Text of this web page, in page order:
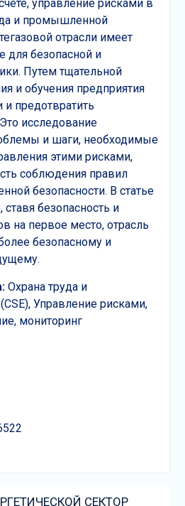
управление рисками в
и промышленной
отрасли имеет
безопасной и
Путем тщательной
и обучения предприятия
и предотвратить
исследование
и шаги, необходимые
этими рисками,
соблюдения правил
безопасности. В статье
ставя безопасность и
на первое место, отрасль
безопасному и
Охрана труда и
Управление рисками,
мониторинг
СЕКТОР